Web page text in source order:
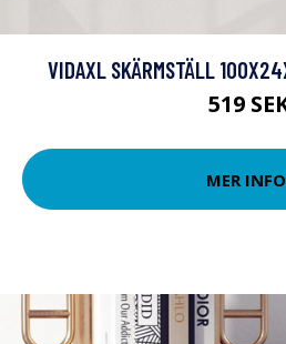
VIDAXL SKÄRMSTÄLL
519
MER